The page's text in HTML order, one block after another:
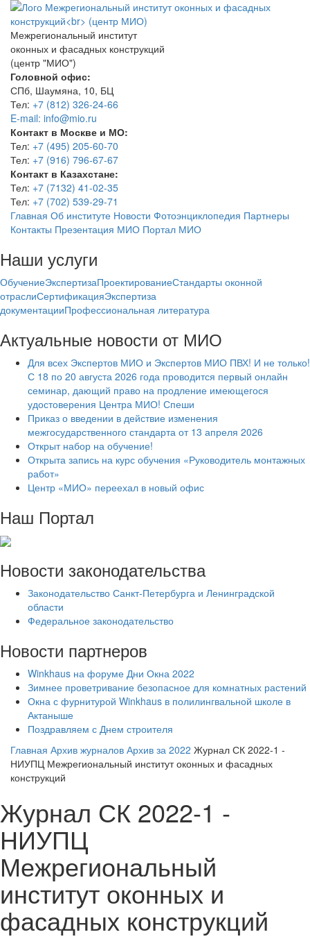
Межрегиональный институт
оконных и фасадных конструкций
(центр "МИО")
Головной офис:
СПб, Шаумяна, 10, БЦ
Тел: +7 (812) 326-24-66
E-mail: info@mio.ru
Контакт в Москве и МО:
Тел: +7 (495) 205-60-70
Тел: +7 (916) 796-67-67
Контакт в Казахстане:
Тел: +7 (7132) 41-02-35
Тел: +7 (702) 539-29-71
Главная Об институте Новости Фотоэнциклопедия Партнеры
Контакты Презентация МИО Портал МИО
Наши услуги
ОбучениеЭкспертизаПроектированиеСтандарты оконной
отраслиСертификацияЭкспертиза
документацииПрофессиональная литература
Актуальные новости от МИО
Для всех Экспертов МИО и Экспертов МИО ПВХ! И не только!
С 18 по 20 августа 2026 года проводится первый онлайн
семинар, дающий право на продление имеющегося
удостоверения Центра МИО! Спеши
Приказ о введении в действие изменения
межгосударственного стандарта от 13 апреля 2026
Открыт набор на обучение!
Открыта запись на курс обучения «Руководитель монтажных
работ»
Центр «МИО» переехал в новый офис
Наш Портал
Новости законодательства
Законодательство Санкт-Петербурга и Ленинградской
области
Федеральное законодательство
Новости партнеров
Winkhaus на форуме Дни Окна 2022
Зимнее проветривание безопасное для комнатных растений
Окна с фурнитурой Winkhaus в полилингвальной школе в
Актаныше
Поздравляем с Днем строителя
Главная Архив журналов Архив за 2022 Журнал СК 2022-1 -
НИУПЦ Межрегиональный институт оконных и фасадных
конструкций
Журнал СК 2022-1 -
НИУПЦ
Межрегиональный
институт оконных и
фасадных конструкций